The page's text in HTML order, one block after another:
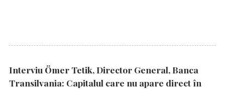
Interviu Ömer Tetik, Director General, Banca
Transilvania: Capitalul care nu apare direct în